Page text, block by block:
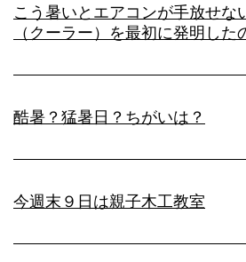
こう暑いとエアコンが手放せな
（クーラー）を最初に発明した
酷暑？猛暑日？ちがいは？
今週末９日は親子木工教室